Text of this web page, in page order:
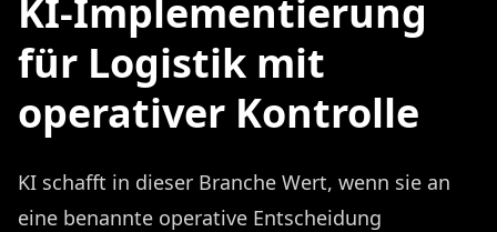
KI-Implementierung
für Logistik mit
operativer Kontrolle
KI schafft in dieser Branche Wert, wenn sie an
eine benannte operative Entscheidung